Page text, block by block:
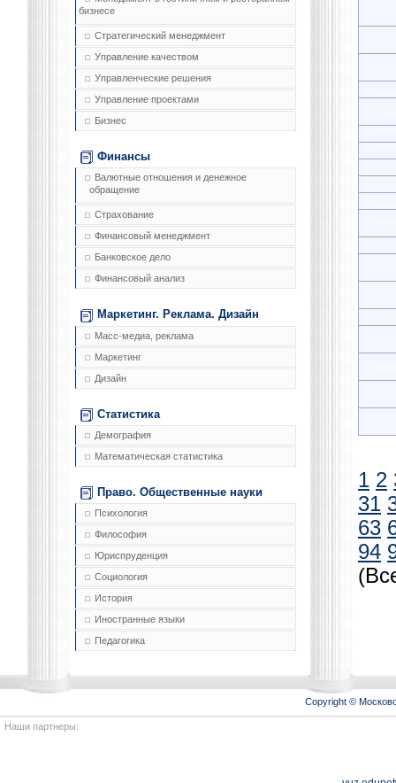
бизнесе
Стратегический менеджмент
Управление качеством
Управленческие решения
Управление проектами
Бизнес
Финансы
Валютные отношения и денежное
обращение
Страхование
Финансовый менеджмент
Банковское дело
Финансовый анализ
Маркетинг. Реклама. Дизайн
Масс-медиа, реклама
Маркетинг
Дизайн
Статистика
Демография
Математическая статистика
Право. Общественные науки
Психология
Философия
Юриспруденция
Социология
История
Иностранные языки
Педагогика
1 2
31
63
94
Copyright ©
Наши партнеры: